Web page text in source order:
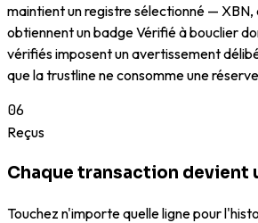
maintient un registre sélectionné — XBN,
obtiennent un badge Vérifié à bouclier
vérifiés imposent un avertissement
que la trustline ne consomme une
06
Reçus
Chaque transaction devient
Touchez n'importe quelle ligne pour